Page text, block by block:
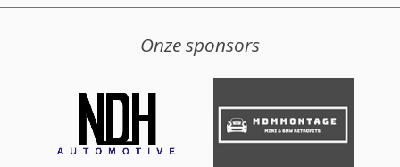
Onze sponsors